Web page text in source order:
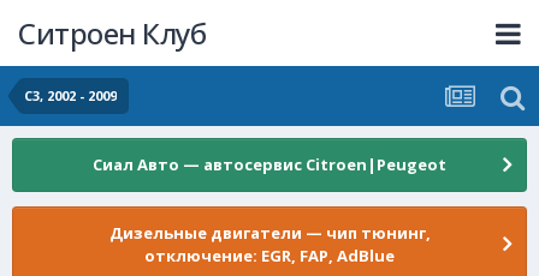
Ситроен Клуб
C3, 2002 - 2009
Сиал Авто — автосервис Citroen|Peugeot
Дизельные двигатели — чип тюнинг,
отключение: EGR, FAP, AdBlue